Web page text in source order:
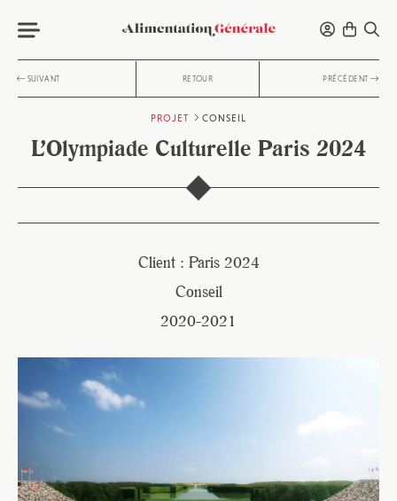
SUIVANT RETOUR PRÉCÉDENT
PROJET CONSEIL
L’Olympiade Culturelle Paris 2024
Client : Paris 2024
Conseil
2020-2021